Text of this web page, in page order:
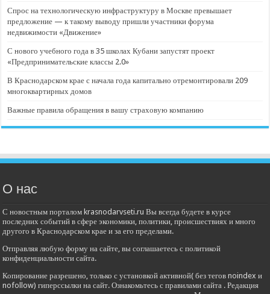
Спрос на технологическую инфраструктуру в Москве превышает
предложение — к такому выводу пришли участники форума
недвижимости «Движение»
С нового учебного года в 35 школах Кубани запустят проект
«Предпринимательские классы 2.0»
В Краснодарском крае с начала года капитально отремонтировали 209
многоквартирных домов
Важные правила обращения в вашу страховую компанию
О нас
С новостным порталом krasnodarvseti.ru Вы всегда будете в курсе
последних событий в сфере экономики, политики, происшествиях и много
другого в Краснодарском крае и за его пределами.
Отправляя любую форму на сайте, вы соглашаетесь с политикой
конфиденциальности сайта.
Копирование разрешено, только с установкой активной( без тегов noindex и
nofollow) гиперссылки на сайт. Ознакомьтесь с правилами сайта . Редакция